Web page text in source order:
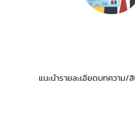
แนะนำรายละเอียดบทความ